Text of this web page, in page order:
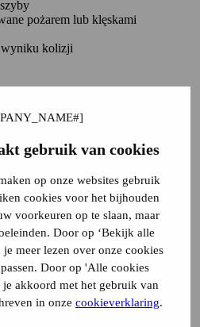
gebruik van cookies
op onze websites gebruik
cookies voor het bijhouden
voorkeuren op te slaan, maar
Door op ‘Bekijk alle
meer lezen over onze cookies
Door op 'Alle cookies
akkoord met het gebruik van
in onze cookieverklaring.
pożarem lub klęskami
wyniku kolizji
pożarem lub klęskami
wyniku kolizji